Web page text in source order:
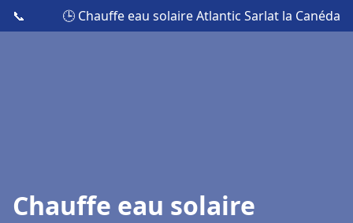
📞 🕒 Chauffe eau solaire Atlantic Sarlat la Canéda
Chauffe eau solaire